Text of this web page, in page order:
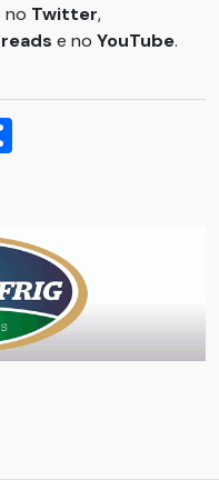
no Twitter,
e no YouTube.